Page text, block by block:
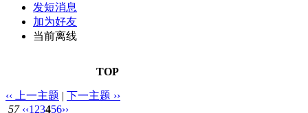
发短消息
加为好友
当前离线
TOP
‹‹ 上一主题 | 下一主题 ››
57 ‹‹1 23456››